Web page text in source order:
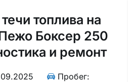
Боксер 250
и ремонт
Пробег: